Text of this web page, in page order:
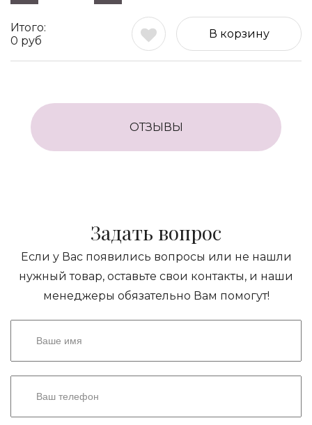
0 руб
В корзину
ОТЗЫВЫ
Задать вопрос
Если у Вас появились вопросы или не нашли
нужный товар, оставьте свои контакты, и наши
менеджеры обязательно Вам помогут!